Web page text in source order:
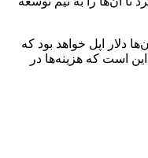
دلار اپل خواهد بود که
است که هزینه‌ها در